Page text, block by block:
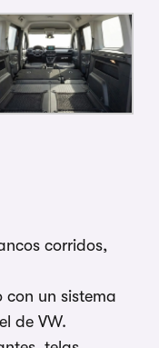
corridos,
con un sistema
de VW.